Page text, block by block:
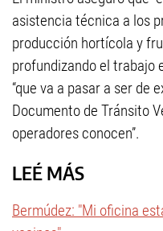
asistencia técnica a los
producción hortícola y
profundizando el trabajo
“que va a pasar a ser de
Documento de Tránsito
operadores conocen”.
LEÉ MÁS
Bermúdez: "Mi oficina